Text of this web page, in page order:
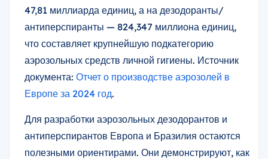
47,81 миллиарда единиц, а на дезодоранты/
антиперспиранты — 824,347 миллиона единиц,
что составляет крупнейшую подкатегорию
аэрозольных средств личной гигиены. Источник
документа: Отчет о производстве аэрозолей в
Европе за 2024 год.
Для разработки аэрозольных дезодорантов и
антиперспирантов Европа и Бразилия остаются
полезными ориентирами. Они демонстрируют, как